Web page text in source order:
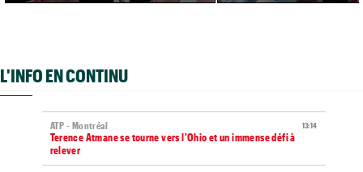
L'INFO EN CONTINU
13:14
ATP - Montréal
Terence Atmane se tourne vers l'Ohio et un immense défi à
relever